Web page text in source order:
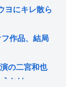
ヨにキレ散ら
作品、結局
の二宮和也
とは」